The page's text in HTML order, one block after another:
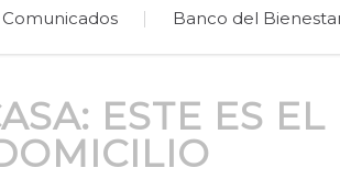
Comunicados Banco del
ESTE ES